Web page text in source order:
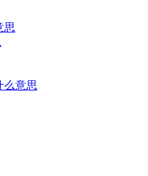
思
么意思